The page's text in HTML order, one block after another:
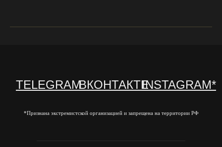
TELEGRAMВКОНТАКТЕINSTAGRAM*
*Признана экстремистской организацией и запрещена на территории РФ